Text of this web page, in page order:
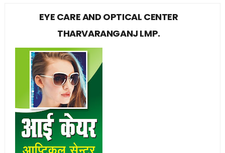
EYE CARE AND OPTICAL CENTER
THARVARANGANJ LMP.